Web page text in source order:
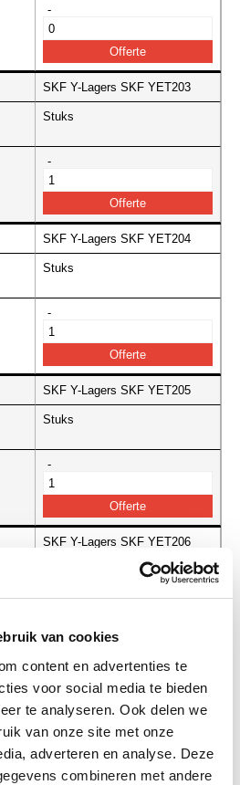
van cookies
content en advertenties te
voor social media te bieden
te analyseren. Ook delen we
van onze site met onze
adverteren en analyse. Deze
combineren met andere
-
SKF Y-Lagers SKF YET203
Stuks
-
SKF Y-Lagers SKF YET204
Stuks
-
SKF Y-Lagers SKF YET205
Stuks
-
SKF Y-Lagers SKF YET206
SKF Y-Lagers SKF YET207